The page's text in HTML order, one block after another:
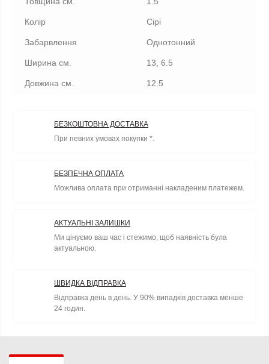
Колір Сірі
Забарвлення Однотонний
Ширина см. 13, 6.5
Довжина см. 12.5
БЕЗКОШТОВНА ДОСТАВКА
При певних умовах покупки *.
БЕЗПЕЧНА ОПЛАТА
Можлива оплата при отриманні накладеним платежем.
АКТУАЛЬНІ ЗАЛИШКИ
Ми цінуємо ваш час і стежимо, щоб наявність була
актуальною.
ШВИДКА ВІДПРАВКА
Відправка день в день. У 90% випадків доставка менше
24 годин.